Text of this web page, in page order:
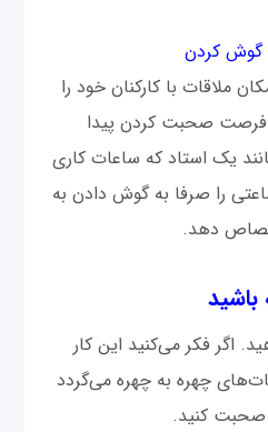
ملاقات با کارکنان خود را
فرصت صحبت کردن پیدا
یک استاد که ساعات کاری
را صرفا به گوش دادن به
دهد.
اگر فکر می‌کنید این کار
چهره به چهره می‌گردد
صحبت کنید.